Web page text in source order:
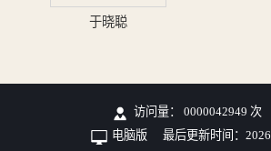
于晓聪
访问量： 0000042949 次
电脑版
最后更新时间： 2026